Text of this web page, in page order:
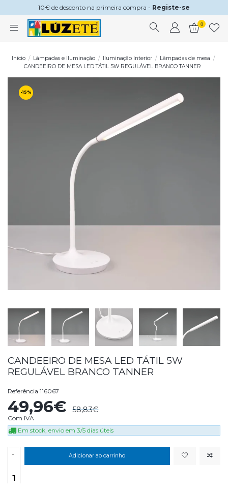
10€ de desconto na primeira compra - Registe-se
0
Início Lâmpadas e Iluminação Iluminação Interior
Lâmpadas de mesa
CANDEEIRO DE MESA LED TÁTIL 5W REGULÁVEL BRANCO TANNER
-15%
CANDEEIRO DE MESA LED TÁTIL 5W
REGULÁVEL BRANCO TANNER
Referência 116067
49,96€ 58,83€
Com IVA
Em stock, envio em 3/5 dias úteis
- Adicionar ao carrinho